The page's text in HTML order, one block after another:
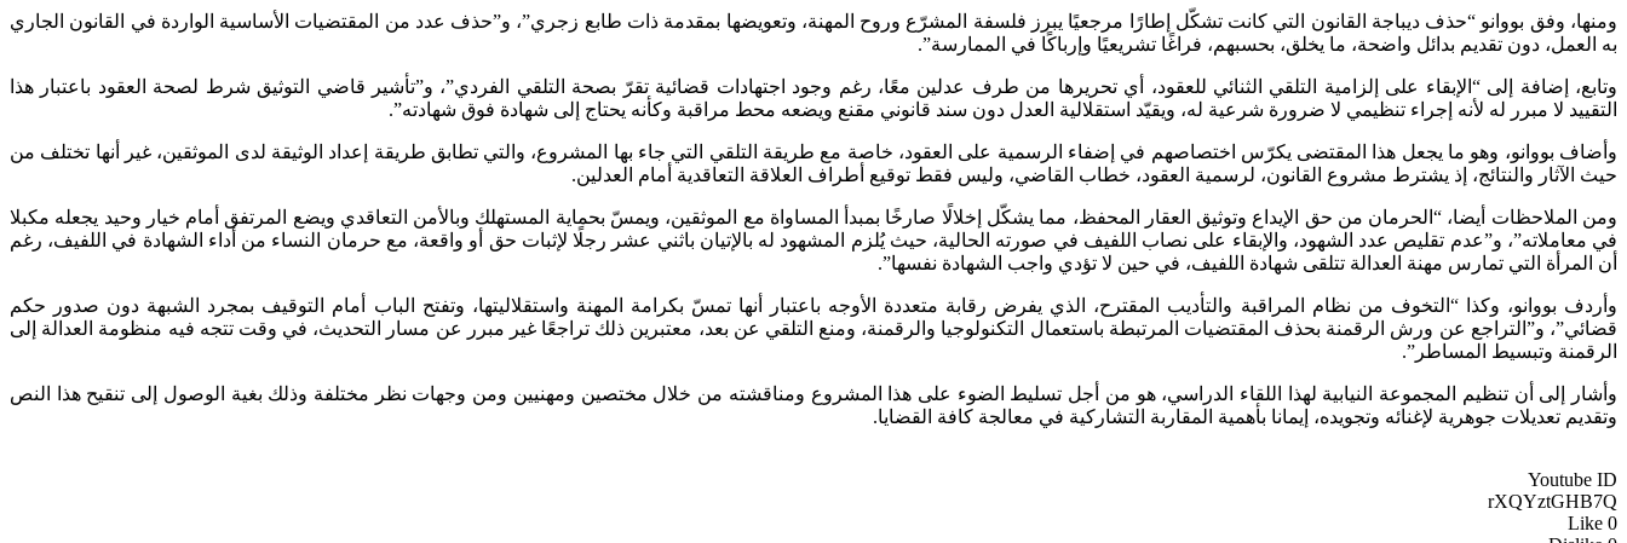
ومنها، وفق بووانو “حذف ديباجة القانون التي كانت تشكّل إطارًا مرجعيًا يبرز فلسفة المشرّع وروح المهنة، وتعويضها بمقدمة ذات طابع زجري”، و”حذف عدد من المقتضيات الأساسية الواردة في القانون الجاري
به العمل، دون تقديم بدائل واضحة، ما يخلق، بحسبهم، فراغًا تشريعيًا وإرباكًا في الممارسة”.
وتابع، إضافة إلى “الإبقاء على إلزامية التلقي الثنائي للعقود، أي تحريرها من طرف عدلين معًا، رغم وجود اجتهادات قضائية تقرّ بصحة التلقي الفردي”، و”تأشير قاضي التوثيق شرط لصحة العقود باعتبار هذا
التقييد لا مبرر له لأنه إجراء تنظيمي لا ضرورة شرعية له، ويقيّد استقلالية العدل دون سند قانوني مقنع ويضعه محط مراقبة وكأنه يحتاج إلى شهادة فوق شهادته”.
وأضاف بووانو، وهو ما يجعل هذا المقتضى يكرّس اختصاصهم في إضفاء الرسمية على العقود، خاصة مع طريقة التلقي التي جاء بها المشروع، والتي تطابق طريقة إعداد الوثيقة لدى الموثقين، غير أنها تختلف من
حيث الآثار والنتائج، إذ يشترط مشروع القانون، لرسمية العقود، خطاب القاضي، وليس فقط توقيع أطراف العلاقة التعاقدية أمام العدلين.
ومن الملاحظات أيضا، “الحرمان من حق الإيداع وتوثيق العقار المحفظ، مما يشكّل إخلالًا صارخًا بمبدأ المساواة مع الموثقين، ويمسّ بحماية المستهلك وبالأمن التعاقدي ويضع المرتفق أمام خيار وحيد يجعله مكبلا
في معاملاته”، و”عدم تقليص عدد الشهود، والإبقاء على نصاب اللفيف في صورته الحالية، حيث يُلزم المشهود له بالإتيان باثني عشر رجلًا لإثبات حق أو واقعة، مع حرمان النساء من أداء الشهادة في اللفيف، رغم
أن المرأة التي تمارس مهنة العدالة تتلقى شهادة اللفيف، في حين لا تؤدي واجب الشهادة نفسها”.
وأردف بووانو، وكذا “التخوف من نظام المراقبة والتأديب المقترح، الذي يفرض رقابة متعددة الأوجه باعتبار أنها تمسّ بكرامة المهنة واستقلاليتها، وتفتح الباب أمام التوقيف بمجرد الشبهة دون صدور حكم
قضائي”، و”التراجع عن ورش الرقمنة بحذف المقتضيات المرتبطة باستعمال التكنولوجيا والرقمنة، ومنع التلقي عن بعد، معتبرين ذلك تراجعًا غير مبرر عن مسار التحديث، في وقت تتجه فيه منظومة العدالة إلى
الرقمنة وتبسيط المساطر”.
وأشار إلى أن تنظيم المجموعة النيابية لهذا اللقاء الدراسي، هو من أجل تسليط الضوء على هذا المشروع ومناقشته من خلال مختصين ومهنيين ومن وجهات نظر مختلفة وذلك بغية الوصول إلى تنقيح هذا النص
وتقديم تعديلات جوهرية لإغنائه وتجويده، إيمانا بأهمية المقاربة التشاركية في معالجة كافة القضايا.
Youtube ID
rXQYztGHB7Q
Like 0